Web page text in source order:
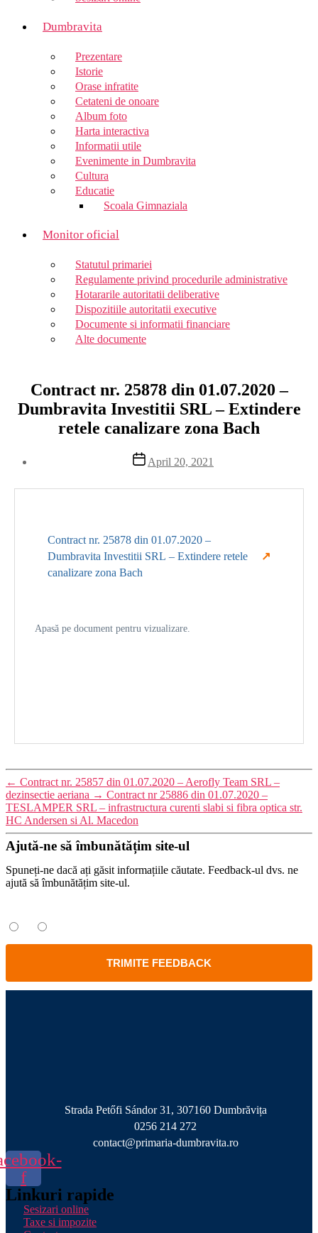
Dumbravita
Prezentare
Istorie
Orase infratite
Cetateni de onoare
Album foto
Harta interactiva
Informatii utile
Evenimente in Dumbravita
Cultura
Educatie
Scoala Gimnaziala
Monitor oficial
Statutul primariei
Regulamente privind procedurile administrative
Hotararile autoritatii deliberative
Dispozitiile autoritatii executive
Documente si informatii financiare
Alte documente
Contract nr. 25878 din 01.07.2020 –
Dumbravita Investitii SRL – Extindere
retele canalizare zona Bach
Post
date
April 20, 2021
Contract nr. 25878 din 01.07.2020 –
Dumbravita Investitii SRL – Extindere retele
canalizare zona Bach
Apasă pe document pentru vizualizare.
← Contract nr. 25857 din 01.07.2020 – Aerofly Team SRL –
dezinsectie aeriana → Contract nr 25886 din 01.07.2020 –
TESLAMPER SRL – infrastructura curenti slabi si fibra optica str.
HC Andersen si Al. Macedon
Ajută-ne să îmbunătățim site-ul
Spuneți-ne dacă ați găsit informațiile căutate. Feedback-ul dvs. ne
ajută să îmbunătățim site-ul.
TRIMITE FEEDBACK
Strada Petőfi Sándor 31, 307160 Dumbrăvița
0256 214 272
contact@primaria-dumbravita.ro
f
Linkuri rapide
Sesizari online
Taxe si impozite